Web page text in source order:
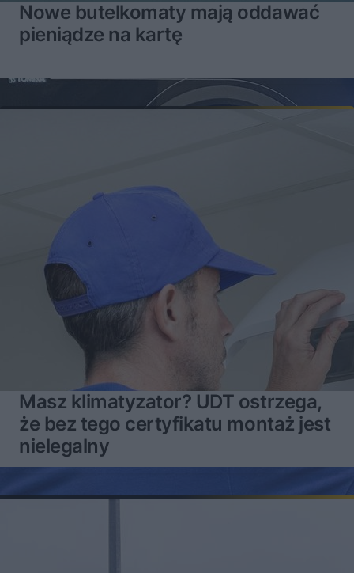
Nowe butelkomaty mają oddawać
pieniądze na kartę
Masz klimatyzator? UDT ostrzega,
że bez tego certyfikatu montaż jest
nielegalny